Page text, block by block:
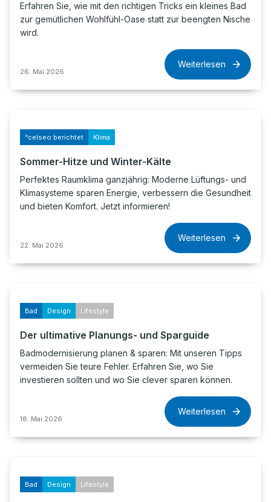
Erfahren Sie, wie mit den richtigen Tricks ein kleines Bad
zur gemütlichen Wohlfühl-Oase statt zur beengten Nische
wird.
26. Mai 2026
Weiterlesen
°celseo berichtet Klima
Sommer-Hitze und Winter-Kälte
Perfektes Raumklima ganzjährig: Moderne Lüftungs- und
Klimasysteme sparen Energie, verbessern die Gesundheit
und bieten Komfort. Jetzt informieren!
22. Mai 2026
Weiterlesen
Bad Design Lifestyle
Der ultimative Planungs- und Sparguide
Badmodernisierung planen & sparen: Mit unseren Tipps
vermeiden Sie teure Fehler. Erfahren Sie, wo Sie
investieren sollten und wo Sie clever sparen können.
18. Mai 2026
Weiterlesen
Bad Design Lifestyle